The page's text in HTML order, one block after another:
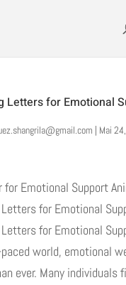
Letters for Emotional
| Mai
for Emotional Support
for Emotional
for Emotional
world, emotional
ever. Many individuals